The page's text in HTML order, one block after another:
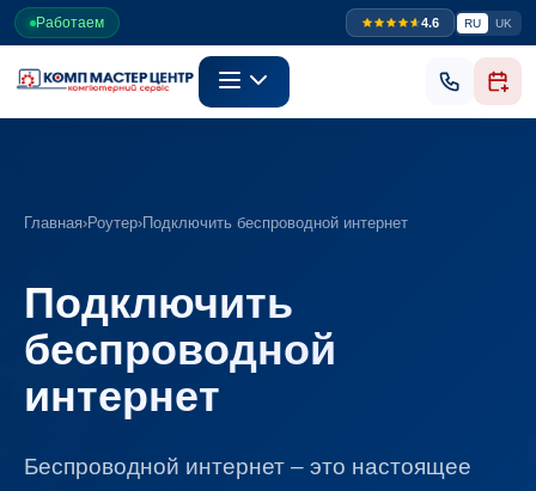
Работаем 4.6 RU UK
Главная›Роутер›Подключить беспроводной интернет
Подключить
беспроводной
интернет
Беспроводной интернет – это настоящее